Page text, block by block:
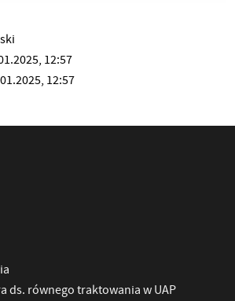
12:57
12:57
ds. równego traktowania w UAP